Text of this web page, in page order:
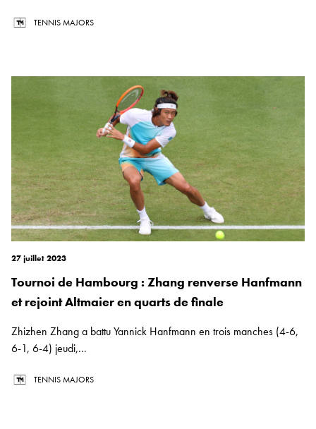
TENNIS MAJORS
27 juillet 2023
Tournoi de Hambourg : Zhang renverse Hanfmann
et rejoint Altmaier en quarts de finale
Zhizhen Zhang a battu Yannick Hanfmann en trois manches (4-6,
6-1, 6-4) jeudi,...
TENNIS MAJORS